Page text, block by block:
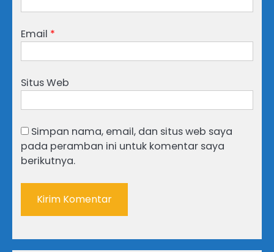
Email *
Situs Web
Simpan nama, email, dan situs web saya
pada peramban ini untuk komentar saya
berikutnya.